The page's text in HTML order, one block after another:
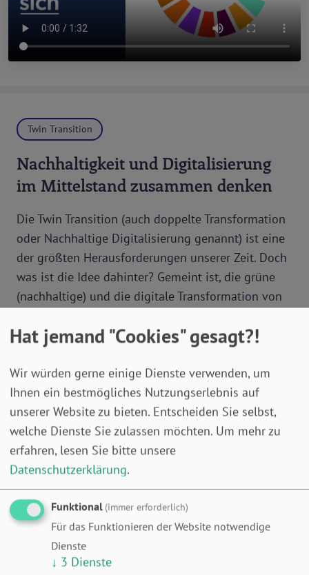
Twin Transition
Nachhaltigkeit und Digitalisierung
im Mittelstand zusammen denken
Die Twin Transition (auch doppelte Transformation
oder Nachhaltige Digitalisierung genannt) ist eine
der größten Herausforderungen unserer Zeit. Doch
was ist die Idee dahinter? Gemeint ist, die grüne
(nachhaltige) und die digitale Transformation von
und voranzutreiben.
Handlungsfelder und Herausforderungen der Twin
Transition
Doch wie können Unternehmen die Potenziale
digitaler Technologien für die grüne
Transformation geschickt nutzen? Die
Handlungsfelder für KMU in der Twin Transition
und die Liste an Technologien, die hier eine Rolle
spielen können scheinen schier unendlich. Über
alle Wirtschaftssektoren hinweg hat die
Digitalisierung das Potenzial den Energie- und
Ressourcenverbrauch und damit auch Kosten zu
Hat jemand "Cookies" gesagt?!
Wir würden gerne einige Dienste verwenden, um
Ihnen ein bestmögliches Nutzungserlebnis auf
unserer Website zu bieten. Entscheiden Sie selbst,
welche Dienste Sie zulassen möchten. Um mehr zu
erfahren, lesen Sie bitte unsere
Datenschutzerklärung.
Funktional (immer erforderlich)
Für das Funktionieren der Website notwendige
Dienste
↓ 3 Dienste